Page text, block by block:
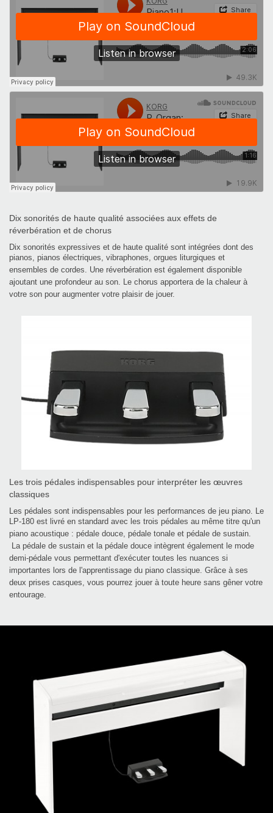
Dix sonorités de haute qualité associées aux effets de
réverbération et de chorus
Dix sonorités expressives et de haute qualité sont intégrées dont des
pianos, pianos électriques, vibraphones, orgues liturgiques et
ensembles de cordes. Une réverbération est également disponible
ajoutant une profondeur au son. Le chorus apportera de la chaleur à
votre son pour augmenter votre plaisir de jouer.
Les trois pédales indispensables pour interpréter les œuvres
classiques
Les pédales sont indispensables pour les performances de jeu piano. Le
LP-180 est livré en standard avec les trois pédales au même titre qu'un
piano acoustique : pédale douce, pédale tonale et pédale de sustain.
La pédale de sustain et la pédale douce intègrent également le mode
demi-pédale vous permettant d'exécuter toutes les nuances si
importantes lors de l'apprentissage du piano classique. Grâce à ses
deux prises casques, vous pourrez jouer à toute heure sans gêner votre
entourage.